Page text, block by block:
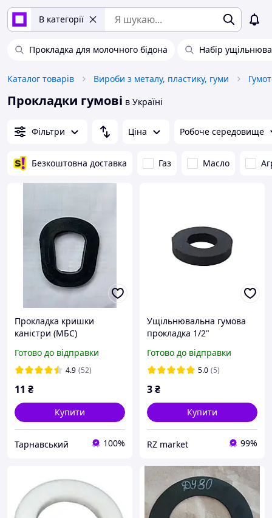
В категорії
Прокладка для молочного бідона Набір
Каталог товарів Вироби з металу, пластику, гуми
Прокладки гумові в Україні
Фільтри Ціна Робоче середовище
Безкоштовна доставка Газ Масло
Прокладка кришки
каністри (МБС)
Готово до відправки
4.9 (52)
11 ₴
Купити
Тарнавський 100%
Ущільнювальна гумова
прокладка 1/2"
еластична та товста
Готово до відправки
5.0 (5)
3₴
Купити
RZ market 99%